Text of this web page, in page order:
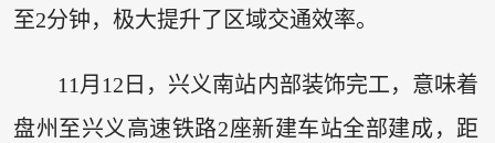
至2分钟，极大提升了区域交通效率。
11月12日，兴义南站内部装饰完工，意味着
盘州至兴义高速铁路2座新建车站全部建成，距